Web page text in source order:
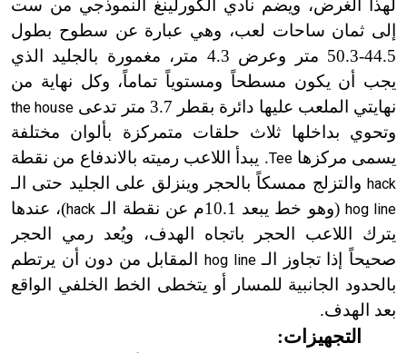
لهذا الغرض، ويضم نادي الكورلينغ النموذجي من ست
إلى ثمان ساحات لعب، وهي عبارة عن سطوح بطول
44.5-50.3 متر وعرض 4.3 متر، مغمورة بالجليد الذي
يجب أن يكون مسطحاً ومستوياً تماماً، وكل نهاية من
نهايتي الملعب عليها دائرة بقطر 3.7 متر تدعى
the house
وتحوي بداخلها ثلاث حلقات متمركزة بألوان مختلفة
يسمى مركزهاTee. يبدأ اللاعب رميته بالاندفاع من نقطة
hack والتزلج ممسكاً بالحجر وينزلق على الجليد حتى الـ
hog line (وهو خط يبعد 10.1م عن نقطة الـ hack)، عندها
يترك اللاعب الحجر باتجاه الهدف، ويُعد رمي الحجر
صحيحاً إذا تجاوز الـhog line
المقابل من دون أن يرتطم
بالحدود الجانبية للمسار أو يتخطى الخط الخلفي الواقع
بعد الهدف.
التجهيزات: